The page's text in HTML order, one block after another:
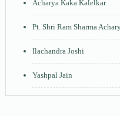
Acharya Kaka Kalelkar
Pt. Shri Ram Sharma
Ilachandra Joshi
Yashpal Jain